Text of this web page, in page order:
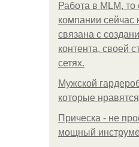
Работа в MLM, то
компании сейчас
связана с
контента, своей
сетях.
Мужской
которые
Прическа - не
мощный